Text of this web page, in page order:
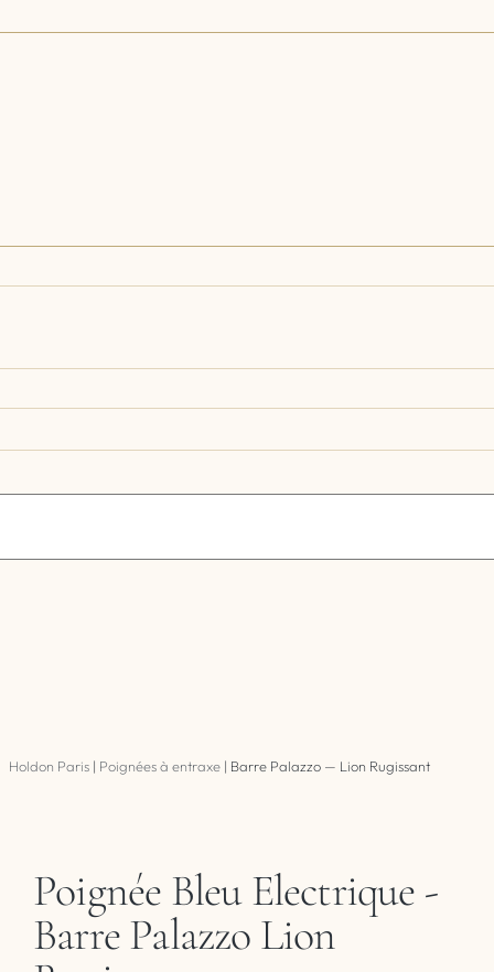
Holdon Paris | Poignées à entraxe | Barre Palazzo — Lion Rugissant
Poignée Bleu Electrique -
Barre Palazzo Lion